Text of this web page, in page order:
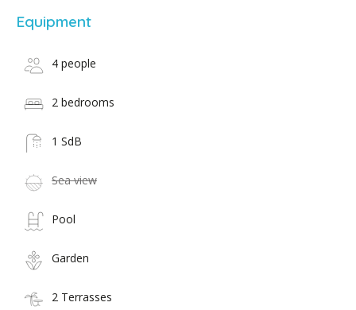
Equipment
4 people
2 bedrooms
1 SdB
Sea view
Pool
Garden
2 Terrasses